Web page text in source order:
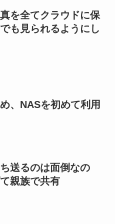
を全てクラウドに保
も見られるようにし
、NASを初めて利用
送るのは面倒なの
親族で共有